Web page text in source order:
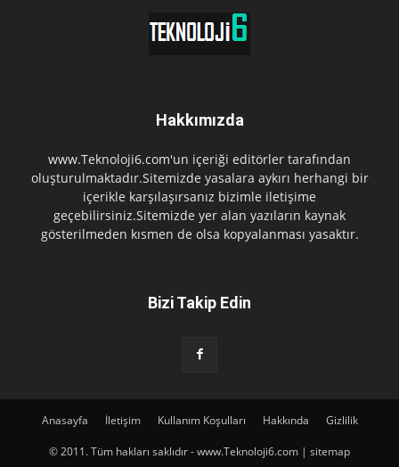
Hakkımızda
www.Teknoloji6.com'un içeriği editörler tarafından
oluşturulmaktadır.Sitemizde yasalara aykırı herhangi bir
içerikle karşılaşırsanız bizimle iletişime
geçebilirsiniz.Sitemizde yer alan yazıların kaynak
gösterilmeden kısmen de olsa kopyalanması yasaktır.
Bizi Takip Edin
Anasayfa İletişim Kullanım Koşulları Hakkında Gizlilik
© 2011. Tüm hakları saklıdır - www.Teknoloji6.com | sitemap